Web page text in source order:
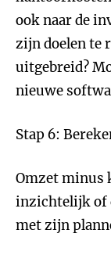
ook naar de
zijn doelen te
uitgebreid?
nieuwe
Stap 6:
Omzet minus
inzichtelijk of
met zijn